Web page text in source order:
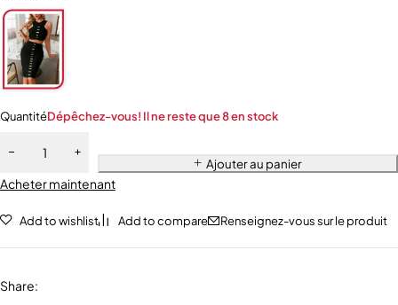
QuantitéDépêchez-vous! Il ne reste que 8 en stock
Ajouter au panier
Acheter maintenant
Add to wishlist Add to compare Renseignez-vous sur le produit
Share: